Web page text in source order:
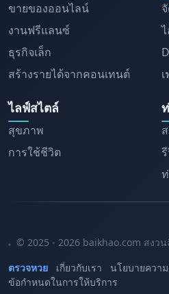
ขายของออนไลน์
งานฟรีแลนซ์
ธุรกิจเล็ก
สร้างรายได้จากคอนเทนต์
ไลฟ์สไตล์
สุขภาพ
การใช้ชีวิต
© 2025 - 2026 baikhao.com สงว
ตรวจหวย
เกี่ยวกับเรา นโยบายควา
ข้อกำหนดในการให้บริการ